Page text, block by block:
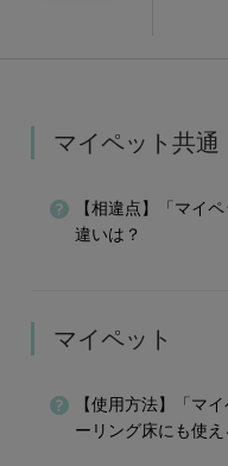
マイペット共通
【相違点】「マイ
違いは？
マイペット
【使用方法】「マ
ーリング床にも使え